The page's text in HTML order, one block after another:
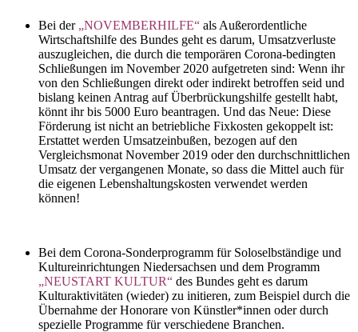
Bei der „NOVEMBERHILFE“ als Außerordentliche
Wirtschaftshilfe des Bundes geht es darum, Umsatzverluste
auszugleichen, die durch die temporären Corona-bedingten
Schließungen im November 2020 aufgetreten sind: Wenn ihr
von den Schließungen direkt oder indirekt betroffen seid und
bislang keinen Antrag auf Überbrückungshilfe gestellt habt,
könnt ihr bis 5000 Euro beantragen. Und das Neue: Diese
Förderung ist nicht an betriebliche Fixkosten gekoppelt ist:
Erstattet werden Umsatzeinbußen, bezogen auf den
Vergleichsmonat November 2019 oder den durchschnittlichen
Umsatz der vergangenen Monate, so dass die Mittel auch für
die eigenen Lebenshaltungskosten verwendet werden
können!
Bei dem Corona-Sonderprogramm für Soloselbständige und
Kultureinrichtungen Niedersachsen und dem Programm
„NEUSTART KULTUR“ des Bundes geht es darum
Kulturaktivitäten (wieder) zu initieren, zum Beispiel durch die
Übernahme der Honorare von Künstler*innen oder durch
spezielle Programme für verschiedene Branchen.